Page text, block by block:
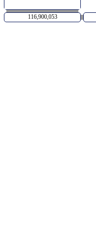
116,900,053